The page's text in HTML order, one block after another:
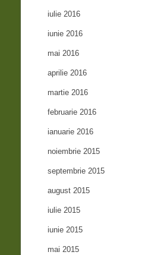
iulie 2016
iunie 2016
mai 2016
aprilie 2016
martie 2016
februarie 2016
ianuarie 2016
noiembrie 2015
septembrie 2015
august 2015
iulie 2015
iunie 2015
mai 2015